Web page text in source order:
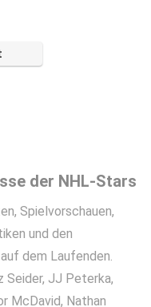
der NHL-Stars
Spielvorschauen,
und den
dem Laufenden.
Seider, JJ Peterka,
McDavid, Nathan